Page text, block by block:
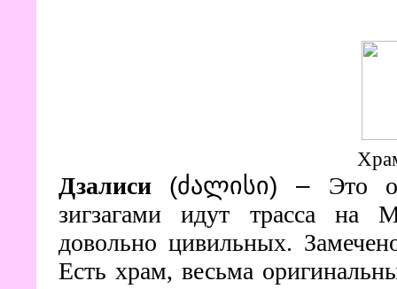
Дзалиси (ძალისი) – Это
зигзагами идут трасса на
довольно цивильных.
Есть храм, весьма